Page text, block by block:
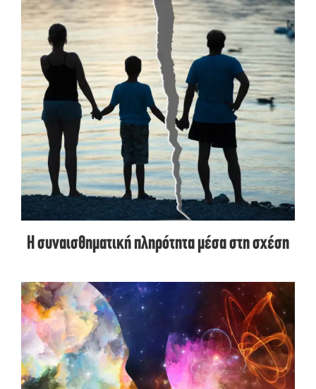
Η συναισθηματική πληρότητα μέσα στη σχέση